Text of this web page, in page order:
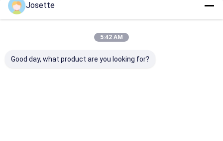
Sản Phẩm Khuyến Cáo
Josette
5:42 AM
Good day, what product are you looking for?